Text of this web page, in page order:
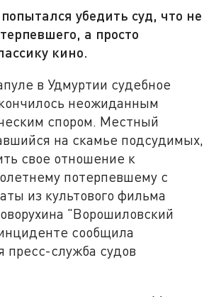
убедить суд, что не
а просто
кино.
в Удмуртии судебное
неожиданным
спором. Местный
на скамье подсудимых,
свое отношение к
потерпевшему с
из культового фильма
"Ворошиловский
сообщила
пресс-служба судов